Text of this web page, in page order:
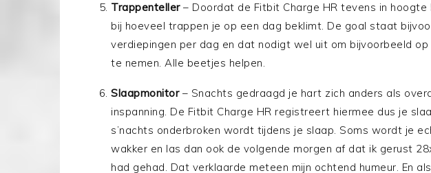
Trappenteller– Doordat de Fitbit Charge HR tevens in hoogte
bij hoeveel trappen je op een dag beklimt. De goal staat
verdiepingen per dag en dat nodigt wel uit om bijvoorbeeld
te nemen. Alle beetjes helpen.
Slaapmonitor– Snachts gedraagd je hart zich anders als
inspanning. De Fitbit Charge HR registreert hiermee dus je
s’nachts onderbroken wordt tijdens je slaap. Soms wordt je
wakker en las dan ook de volgende morgen af dat ik gerust
had gehad. Dat verklaarde meteen mijn ochtend humeur. En